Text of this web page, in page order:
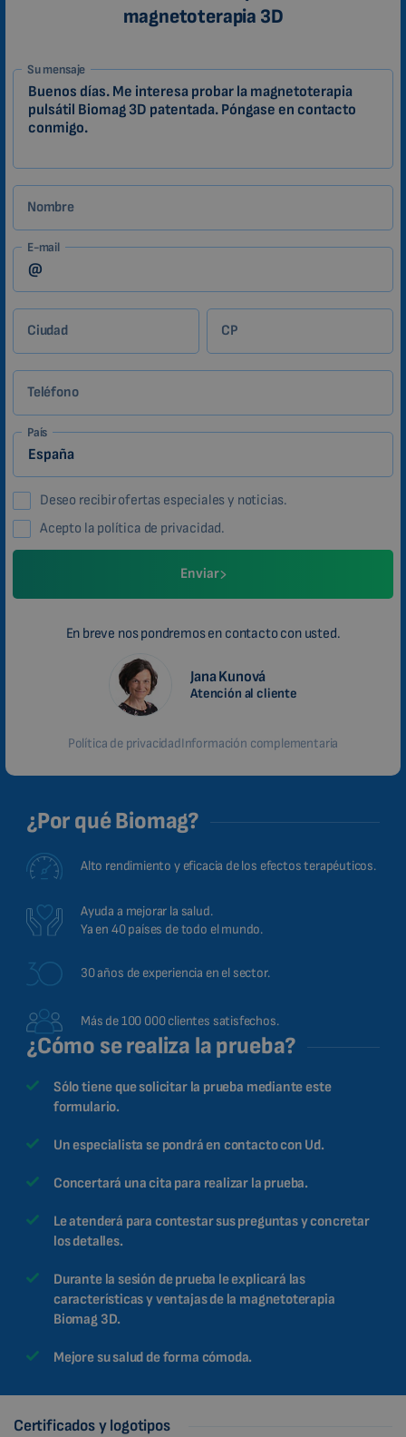
magnetoterapia 3D
1-
ES
Zákazník
Su mensaje
Nombre
E-mail
Ciudad CP
Teléfono
País
Deseo recibir ofertas especiales y noticias.
Acepto la política de privacidad.
Enviar
En breve nos pondremos en contacto con usted.
Jana Kunová
Atención al cliente
Política de privacidadInformación complementaria
¿Por qué Biomag?
Alto rendimiento y eficacia de los efectos terapéuticos.
Ayuda a mejorar la salud.
Ya en 40 países de todo el mundo.
30 años de experiencia en el sector.
Más de 100 000 clientes satisfechos.
¿Cómo se realiza la prueba?
Sólo tiene que solicitar la prueba mediante este
formulario.
Un especialista se pondrá en contacto con Ud.
Concertará una cita para realizar la prueba.
Le atenderá para contestar sus preguntas y concretar
los detalles.
Durante la sesión de prueba le explicará las
características y ventajas de la magnetoterapia
Biomag 3D.
Mejore su salud de forma cómoda.
Certificados y logotipos